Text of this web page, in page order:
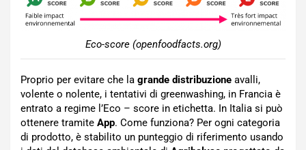
Eco-score (openfoodfacts.org)
Proprio per evitare che la grande distribuzione avalli,
volente o nolente, i tentativi di greenwashing, in Francia è
entrato a regime l’Eco – score in etichetta. In Italia si può
ottenere tramite App. Come funziona? Per ogni categoria
di prodotto, è stabilito un punteggio di riferimento usando